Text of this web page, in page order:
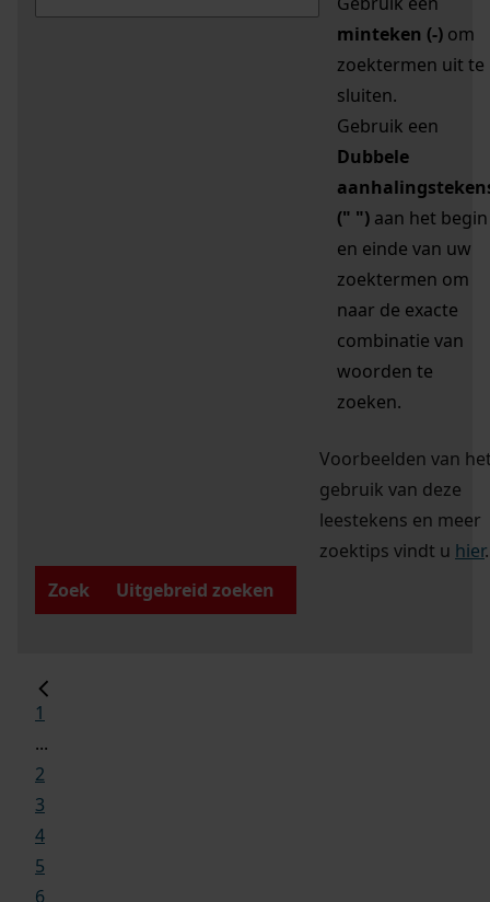
minteken (-) om
zoektermen uit te
sluiten.
Gebruik een
Dubbele
(" ") aan het begin
en einde van uw
zoektermen om
naar de exacte
combinatie van
woorden te
zoeken.
Voorbeelden van
gebruik van deze
leestekens en meer
zoektips vindt u hier.
Zoek
Uitgebreid zoeken
1
...
2
3
4
5
6